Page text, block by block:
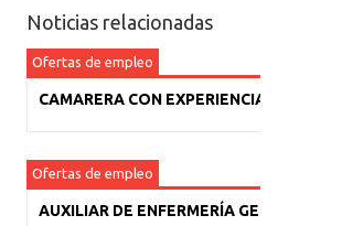
Noticias relacionadas
Ofertas de empleo
CAMARERA CON EXPERIENCIA
Ofertas de empleo
AUXILIAR DE ENFERMERÍA GERIÁTRICA